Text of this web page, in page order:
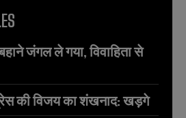
जंगल ले गया, विवाहिता से
की विजय का शंखनाद: खड़गे